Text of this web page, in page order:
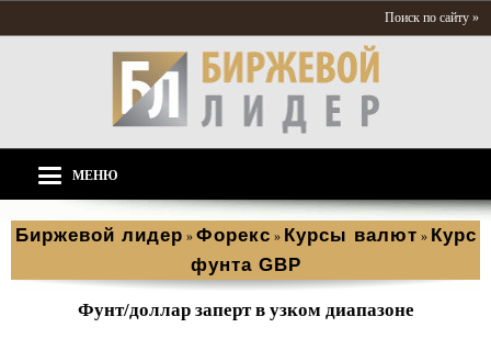
Поиск по сайту »
МЕНЮ
Биржевой лидер » Форекс » Курсы валют » Курс
фунта GBP
Фунт/доллар заперт в узком диапазоне